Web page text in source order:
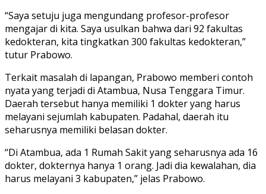
“Saya setuju juga mengundang profesor-profesor
mengajar di kita. Saya usulkan bahwa dari 92 fakultas
kedokteran, kita tingkatkan 300 fakultas kedokteran,”
tutur Prabowo.
Terkait masalah di lapangan, Prabowo memberi contoh
nyata yang terjadi di Atambua, Nusa Tenggara Timur.
Daerah tersebut hanya memiliki 1 dokter yang harus
melayani sejumlah kabupaten. Padahal, daerah itu
seharusnya memiliki belasan dokter.
“Di Atambua, ada 1 Rumah Sakit yang seharusnya ada 16
dokter, dokternya hanya 1 orang. Jadi dia kewalahan, dia
harus melayani 3 kabupaten,” jelas Prabowo.